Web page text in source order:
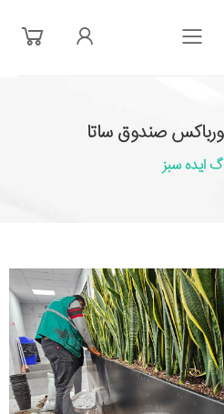
فهرست
صندوق ساتا
ایده سبز